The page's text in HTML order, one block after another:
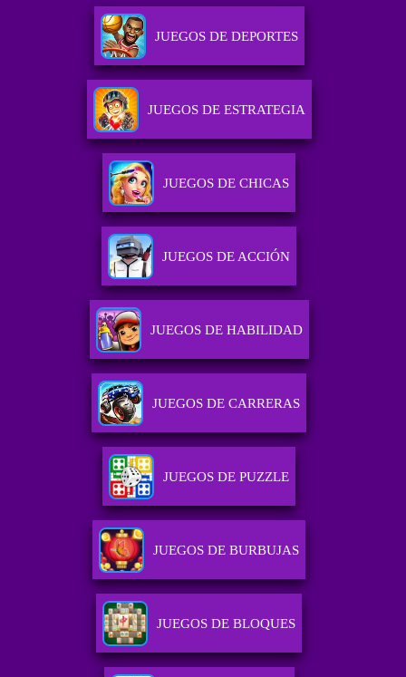
JUEGOS DE DEPORTES
JUEGOS DE ESTRATEGIA
JUEGOS DE CHICAS
JUEGOS DE ACCIÓN
JUEGOS DE HABILIDAD
JUEGOS DE CARRERAS
JUEGOS DE PUZZLE
JUEGOS DE BURBUJAS
JUEGOS DE BLOQUES